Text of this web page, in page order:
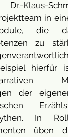
Klaus-
in
die
zu
hierfür
der
In
üben